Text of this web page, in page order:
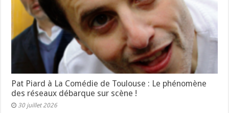
Pat Piard à La Comédie de Toulouse : Le phénomène
des réseaux débarque sur scène !
30 juillet 2026